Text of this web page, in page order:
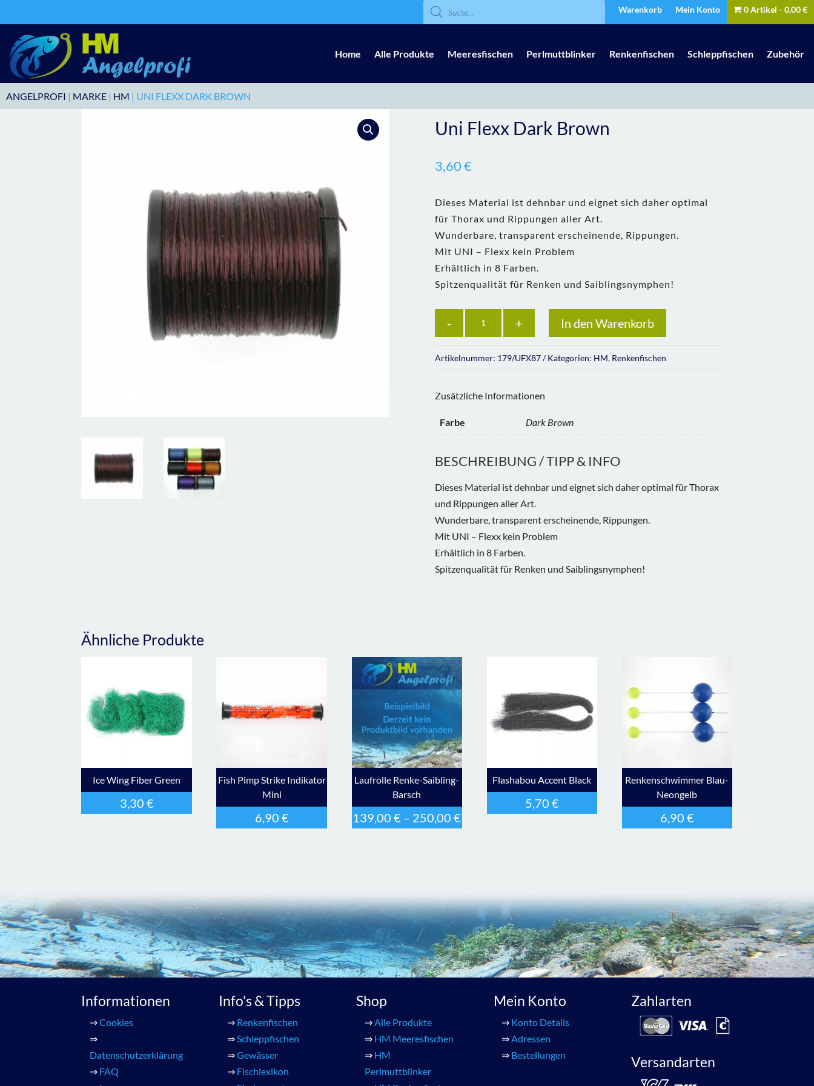
Products
search
Warenkorb Mein Konto 0 Artikel 0,00 €
Home Alle Produkte Meeresfischen Perlmuttblinker Renkenfischen Schleppfischen Zubehör
ANGELPROFI | MARKE | HM | UNI FLEXX DARK BROWN
Uni Flexx Dark Brown
3,60€
Dieses Material ist dehnbar und eignet sich daher optimal
für Thorax und Rippungen aller Art.
Wunderbare, transparent erscheinende, Rippungen.
Mit UNI – Flexx kein Problem
Erhältlich in 8 Farben.
Spitzenqualität für Renken und Saiblingsnymphen!
In den Warenkorb
Artikelnummer: 179/UFX87 Kategorien: HM, Renkenfischen
Zusätzliche Informationen
Farbe Dark Brown
BESCHREIBUNG / TIPP & INFO
Dieses Material ist dehnbar und eignet sich daher optimal für Thorax
und Rippungen aller Art.
Wunderbare, transparent erscheinende, Rippungen.
Mit UNI – Flexx kein Problem
Erhältlich in 8 Farben.
Spitzenqualität für Renken und Saiblingsnymphen!
Ähnliche Produkte
Ice Wing Fiber Green
3,30 €
Fish Pimp Strike Indikator
Mini
6,90 €
Laufrolle Renke-Saibling-
Barsch
139,00€ – 250,00€
Flashabou Accent Black
5,70 €
Renkenschwimmer Blau-
Neongelb
6,90 €
Informationen
⇒Cookies
⇒
Datenschutzerklärung
⇒ FAQ
Info's & Tipps
⇒ Renkenfischen
⇒Schleppfischen
⇒Gewässer
⇒ Fischlexikon
Shop
⇒Alle Produkte
⇒ HM Meeresfischen
⇒ HM
Perlmuttblinker
Mein Konto
⇒ Konto Details
⇒Adressen
⇒ Bestellungen
Zahlarten
Versandarten